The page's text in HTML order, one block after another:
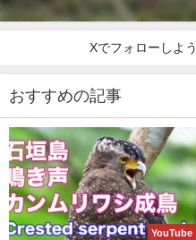
Xでフォローしよう
おすすめの記事
YouTube